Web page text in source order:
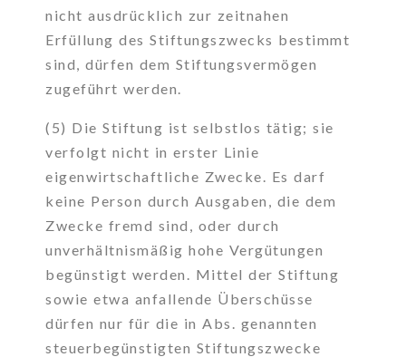
nicht ausdrücklich zur zeitnahen
Erfüllung des Stiftungszwecks bestimmt
sind, dürfen dem Stiftungsvermögen
zugeführt werden.
(5) Die Stiftung ist selbstlos tätig; sie
verfolgt nicht in erster Linie
eigenwirtschaftliche Zwecke. Es darf
keine Person durch Ausgaben, die dem
Zwecke fremd sind, oder durch
unverhältnismäßig hohe Vergütungen
begünstigt werden. Mittel der Stiftung
sowie etwa anfallende Überschüsse
dürfen nur für die in Abs. genannten
steuerbegünstigten Stiftungszwecke